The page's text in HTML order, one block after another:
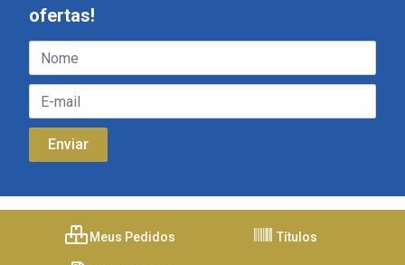
ofertas!
Meus Pedidos Títulos